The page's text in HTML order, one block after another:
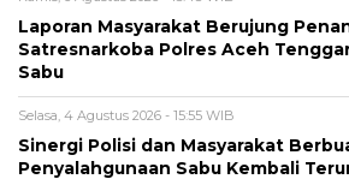
Laporan Masyarakat Berujung
Satresnarkoba Polres Aceh
Sabu
Selasa, 4 Agustus 2026 - 15:55 WIB
Sinergi Polisi dan Masyarakat
Penyalahgunaan Sabu Kembali